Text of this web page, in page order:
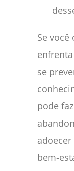
Se
se
pode